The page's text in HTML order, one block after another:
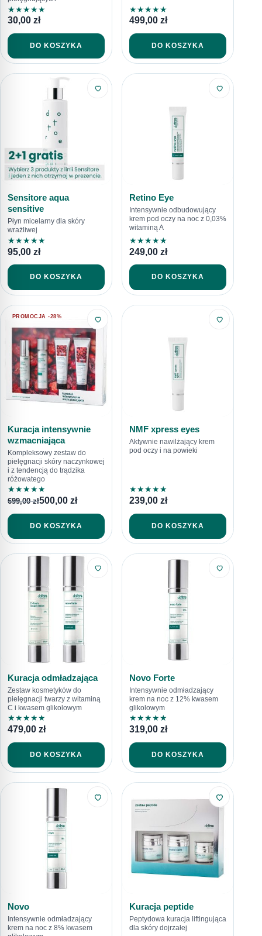
★★★★★
30,00 zł
DO KOSZYKA
★★★★★
499,00 zł
DO KOSZYKA
Sensitore aqua
sensitive
Płyn micelarny dla skóry
wrażliwej
★★★★★
95,00 zł
DO KOSZYKA
Retino Eye
Intensywnie odbudowujący
krem pod oczy na noc z 0,03%
witaminą A
★★★★★
249,00 zł
DO KOSZYKA
PROMOCJA -28%
Kuracja intensywnie
wzmacniająca
Kompleksowy zestaw do
pielęgnacji skóry naczynkowej
i z tendencją do trądzika
różowatego
★★★★★
699,00zł500,00 zł
DO KOSZYKA
NMF xpress eyes
Aktywnie nawilżający krem
pod oczy i na powieki
★★★★★
239,00 zł
DO KOSZYKA
Kuracja odmładzająca
Zestaw kosmetyków do
pielęgnacji twarzy z witaminą
C i kwasem glikolowym
★★★★★
479,00 zł
DO KOSZYKA
Novo Forte
Intensywnie odmładzający
krem na noc z 12% kwasem
glikolowym
★★★★★
319,00 zł
DO KOSZYKA
Novo
Intensywnie odmładzający
krem na noc z 8% kwasem
Kuracja peptide
Peptydowa kuracja liftingująca
dla skóry dojrzałej